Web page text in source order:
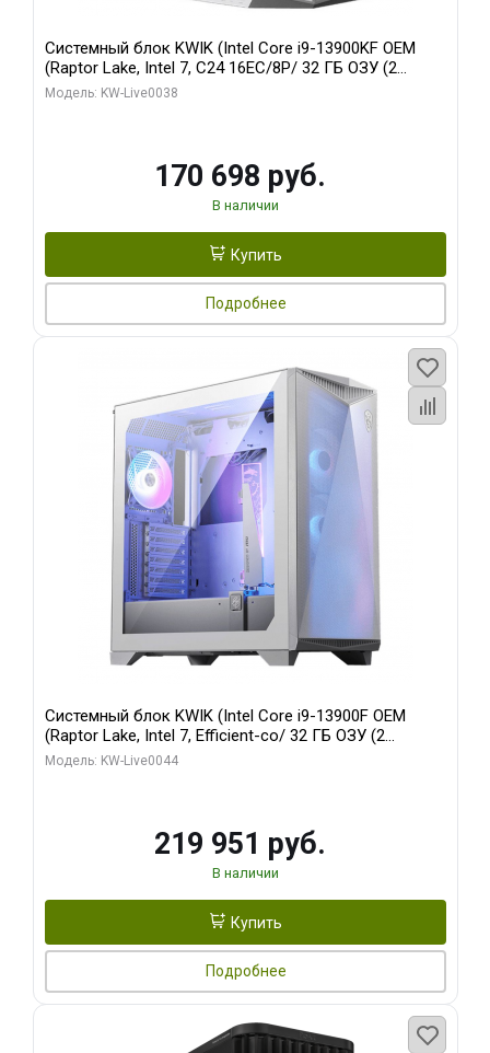
Системный блок KWIK (Intel Core i9-13900KF OEM
(Raptor Lake, Intel 7, C24 16EC/8P/ 32 ГБ ОЗУ (2
модуля)/ Gigabyte RX9070XT GAMING OC 16GB GDDR6
Модель: KW-Live0038
170 698 руб.
В наличии
Купить
Подробнее
Системный блок KWIK (Intel Core i9-13900F OEM
(Raptor Lake, Intel 7, Efficient-co/ 32 ГБ ОЗУ (2
модуля)/ Gigabyte RTX5070Ti AERO OC 16GB GDDR7
Модель: KW-Live0044
219 951 руб.
В наличии
Купить
Подробнее